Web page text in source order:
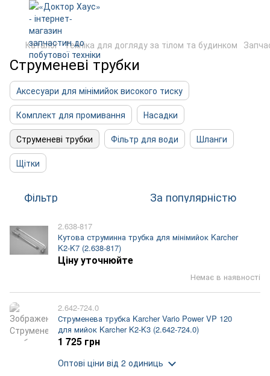
Каталог Техніка для догляду за тілом та будинком
Струменеві трубки
Аксесуари для мінімийок високого тиску
Комплект для промивання
Насадки
Струменеві трубки
Фільтр для води
Шланги
Щітки
Фільтр За популярністю
2.638-817
Кутова струминна трубка для мінімийок Karcher
K2-K7 (2.638-817)
Немає в наявності
Ціну уточнюйте
2.642-724.0
Струменева трубка Karcher Vario Power VP 120
для мийок Karcher K2-K3 (2.642-724.0)
1 725 грн
Оптові ціни від 2 одиниць